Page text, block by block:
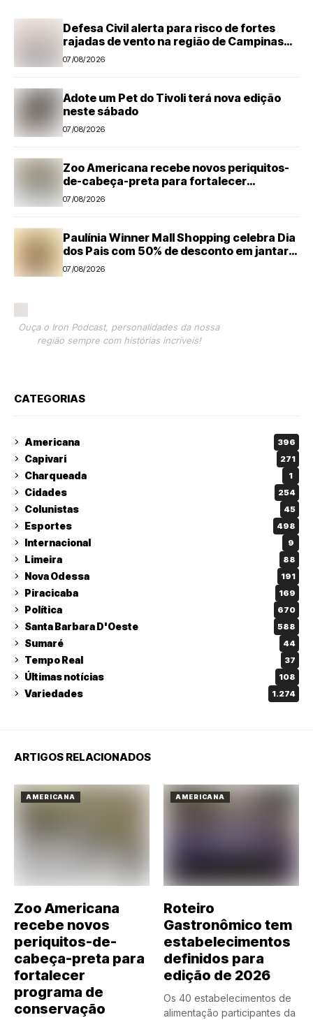
Defesa Civil alerta para risco de fortes
rajadas de vento na região de Campinas
até sábado (8)
07/08/2026
Adote um Pet do Tivoli terá nova edição
neste sábado
07/08/2026
Zoo Americana recebe novos periquitos-
de-cabeça-preta para fortalecer
programa de conservação
07/08/2026
Paulínia Winner Mall Shopping celebra Dia
dos Pais com 50% de desconto em jantar
temático e encontro com super-heróis
07/08/2026
Ouça o Iron Podcast, personalidades da nossa
região sempre com histórias incríveis!
CATEGORIAS
Americana 396
Capivari 271
Charqueada 1
Cidades 254
Colunistas 45
Esportes 498
Internacional 9
Limeira 88
Nova Odessa 191
Piracicaba 169
Política 670
Santa Barbara D'Oeste 588
Sumaré 44
Tempo Real 37
Últimas notícias 108
Variedades 1.274
ARTIGOS RELACIONADOS
AMERICANA
Zoo Americana
recebe novos
periquitos-de-
cabeça-preta para
fortalecer
programa de
conservação
AMERICANA
Roteiro
Gastronômico tem
estabelecimentos
definidos para
edição de 2026
Os 40 estabelecimentos de
alimentação participantes da